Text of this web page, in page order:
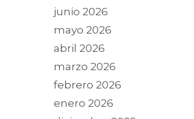
junio 2026
mayo 2026
abril 2026
marzo 2026
febrero 2026
enero 2026